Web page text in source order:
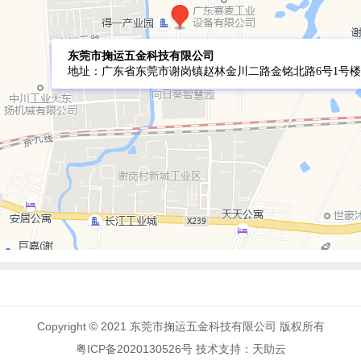
Copyright © 2021 东莞市掬运五金科技有限公司 版权所有
粤ICP备2020130526号技术支持： 天助云